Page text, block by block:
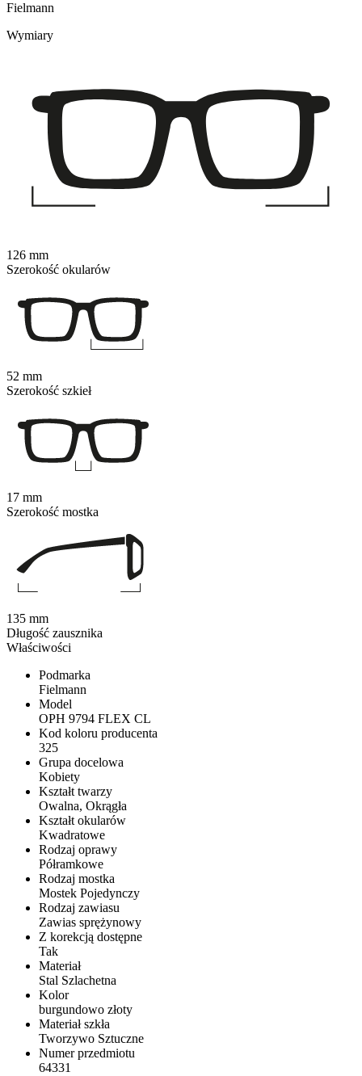
Fielmann
Właściwości
Podmarka
Fielmann
Model
OPH 9794 FLEX CL
Kod koloru producenta
325
Grupa docelowa
Kobiety
Kształt twarzy
Owalna, Okrągła
Kształt okularów
Kwadratowe
Rodzaj oprawy
Półramkowe
Rodzaj mostka
Mostek Pojedynczy
Rodzaj zawiasu
Zawias sprężynowy
Z korekcją dostępne
Tak
Materiał
Stal Szlachetna
Kolor
burgundowo złoty
Materiał szkła
Tworzywo Sztuczne
Numer przedmiotu
64331
Wymiary
126 mm
Szerokość okularów
52 mm
Szerokość szkieł
17 mm
Szerokość mostka
135 mm
Długość zausznika